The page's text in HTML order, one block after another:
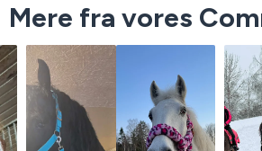
Mere fra vores